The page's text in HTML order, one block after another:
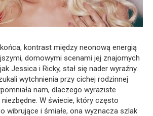
kontrast między neonową energią
domowymi scenami jej znajomych
Jessica i Ricky, stał się nader wyraźny.
wytchnienia przy cichej rodzinnej
nam, dlaczego wyraziste
W świecie, który często
wibrujące i śmiałe, ona wyznacza szlak